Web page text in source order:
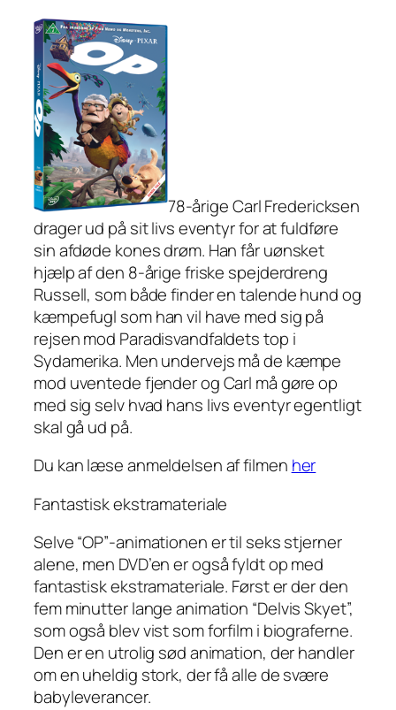
78-årige Carl Fredericksen
drager ud på sit livs eventyr for at fuldføre
sin afdøde kones drøm. Han får uønsket
hjælp af den 8-årige friske spejderdreng
Russell, som både finder en talende hund og
kæmpefugl som han vil have med sig på
rejsen mod Paradisvandfaldets top i
Sydamerika. Men undervejs må de kæmpe
mod uventede fjender og Carl må gøre op
med sig selv hvad hans livs eventyr egentligt
skal gå ud på.
Du kan læse anmeldelsen af filmen her
Fantastisk ekstramateriale
Selve “OP”-animationen er til seks stjerner
alene, men DVD’en er også fyldt op med
fantastisk ekstramateriale. Først er der den
fem minutter lange animation “Delvis Skyet”,
som også blev vist som forfilm i biograferne.
Den er en utrolig sød animation, der handler
om en uheldig stork, der få alle de svære
babyleverancer.